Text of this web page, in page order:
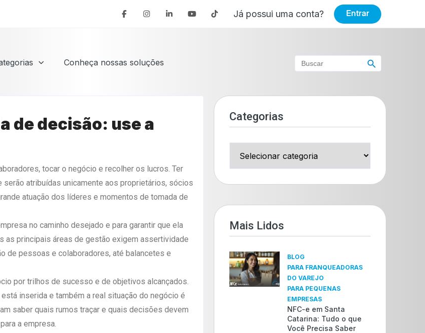
Já possui uma conta? Entrar
Conheça nossas soluções
Search
for:
Search Button
de decisão: use a
tocar o negócio e recolher os lucros. Ter
atribuídas unicamente aos proprietários, sócios
atuação dos líderes e momentos de tomada de
no caminho desejado e para garantir que ela
as principais áreas de gestão exigem assertividade
de pessoas e colaboradores, até balancetes e
por trilhos de sucesso e de objetivos alcançados.
inserida e também a real situação do negócio é
saber quais rumos traçar e quais decisões devem
para a empresa.
Categorias
Mais Lidos​
BLOG
PARA FRANQUEADORAS
DO VAREJO
PARA PEQUENAS
EMPRESAS
NFC-e em Santa
Catarina: Tudo o que
Você Precisa Saber